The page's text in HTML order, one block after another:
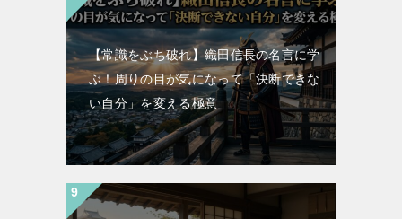
【常識をぶち破れ】織田信長の名言に学
ぶ！周りの目が気になって「決断できな
い自分」を変える極意